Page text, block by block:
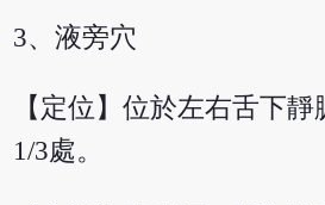
3、液旁穴
【定位】位於左右舌下
1/3處。